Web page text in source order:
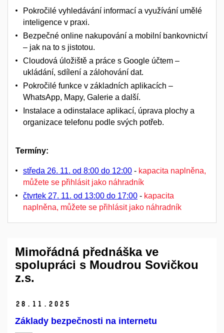
Pokročilé vyhledávání informací a využívání umělé
inteligence v praxi.
Bezpečné online nakupování a mobilní bankovnictví
– jak na to s jistotou.
Cloudová úložiště a práce s Google účtem –
ukládání, sdílení a zálohování dat.
Pokročilé funkce v základních aplikacích –
WhatsApp, Mapy, Galerie a další.
Instalace a odinstalace aplikací, úprava plochy a
organizace telefonu podle svých potřeb.
Termíny:
středa 26. 11. od 8:00 do 12:00 - kapacita naplněna,
můžete se přihlásit jako náhradník
čtvrtek 27. 11. od 13:00 do 17:00 - kapacita
naplněna, můžete se přihlásit jako náhradník
Mimořádná přednáška ve
spolupráci s Moudrou Sovičkou
z.s.
28. 11. 2025
Základy bezpečnosti na internetu